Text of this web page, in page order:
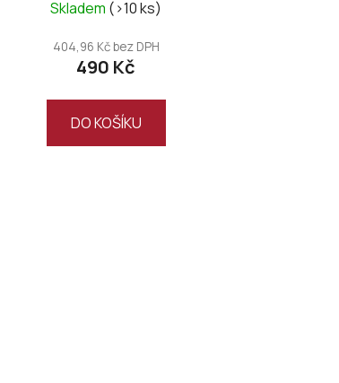
Skladem (>10 ks)
404,96 Kč bez DPH
490 Kč
DO KOŠÍKU